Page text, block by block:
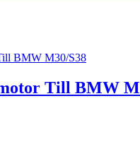
Till BMW